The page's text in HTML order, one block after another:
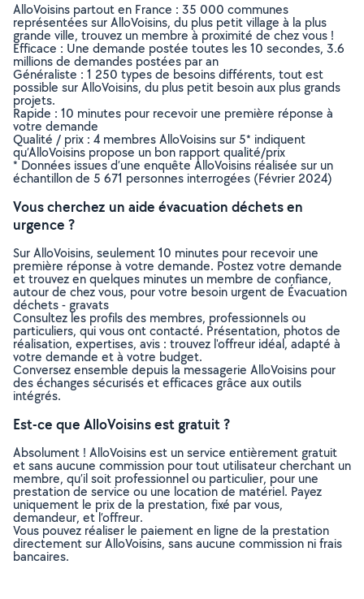
AlloVoisins partout en France : 35 000 communes
représentées sur AlloVoisins, du plus petit village à la plus
grande ville, trouvez un membre à proximité de chez vous !
Efficace : Une demande postée toutes les 10 secondes, 3.6
millions de demandes postées par an
Généraliste : 1 250 types de besoins différents, tout est
possible sur AlloVoisins, du plus petit besoin aux plus grands
projets.
Rapide : 10 minutes pour recevoir une première réponse à
votre demande
Qualité / prix : 4 membres AlloVoisins sur 5* indiquent
qu’AlloVoisins propose un bon rapport qualité/prix
* Données issues d’une enquête AlloVoisins réalisée sur un
échantillon de 5 671 personnes interrogées (Février 2024)
Vous cherchez un aide évacuation déchets en
urgence ?
Sur AlloVoisins, seulement 10 minutes pour recevoir une
première réponse à votre demande. Postez votre demande
et trouvez en quelques minutes un membre de confiance,
autour de chez vous, pour votre besoin urgent de Évacuation
déchets - gravats
Consultez les profils des membres, professionnels ou
particuliers, qui vous ont contacté. Présentation, photos de
réalisation, expertises, avis : trouvez l'offreur idéal, adapté à
votre demande et à votre budget.
Conversez ensemble depuis la messagerie AlloVoisins pour
des échanges sécurisés et efficaces grâce aux outils
intégrés.
Est-ce que AlloVoisins est gratuit ?
Absolument ! AlloVoisins est un service entièrement gratuit
et sans aucune commission pour tout utilisateur cherchant un
membre, qu’il soit professionnel ou particulier, pour une
prestation de service ou une location de matériel. Payez
uniquement le prix de la prestation, fixé par vous,
demandeur, et l’offreur.
Vous pouvez réaliser le paiement en ligne de la prestation
directement sur AlloVoisins, sans aucune commission ni frais
bancaires.